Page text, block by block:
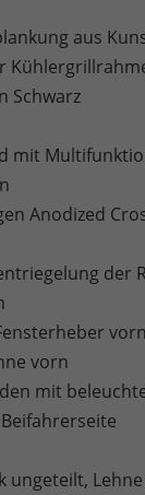
aus
Schwarz
mit
Anodized
der
vorn
mit
ungeteilt,